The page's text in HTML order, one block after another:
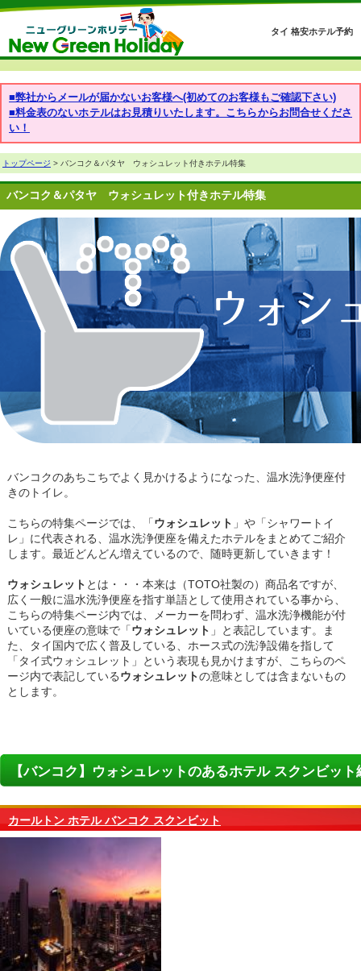
タイ 格安ホテル予約
■弊社からメールが届かないお客様へ(初めてのお客様もご確認下さい)
■料金表のないホテルはお見積りいたします。こちらからお問合せくださ
い！
トップページ > バンコク＆パタヤ ウォシュレット付きホテル特集
バンコク＆パタヤ ウォシュレット付きホテル特集
バンコクのあちこちでよく見かけるようになった、温水洗浄便座付
きのトイレ。
こちらの特集ページでは、「ウォシュレット 」や「シャワートイ
レ」に代表される、温水洗浄便座を備えたホテルをまとめてご紹介
します。最近どんどん増えているので、随時更新していきます！
ウォシュレット とは・・・本来は（TOTO社製の）商品名ですが、
広く一般に温水洗浄便座を指す単語として使用されている事から、
こちらの特集ページ内では、メーカーを問わず、温水洗浄機能が付
いている便座の意味で「ウォシュレット 」と表記しています。ま
た、タイ国内で広く普及している、ホース式の洗浄設備を指して
「タイ式ウォシュレット」という表現も見かけますが、こちらのペ
ージ内で表記しているウォシュレットの意味としては含まないもの
とします。
【バンコク】ウォシュレットのあるホテル スクンビット
カールトン ホテル バンコク スクンビット